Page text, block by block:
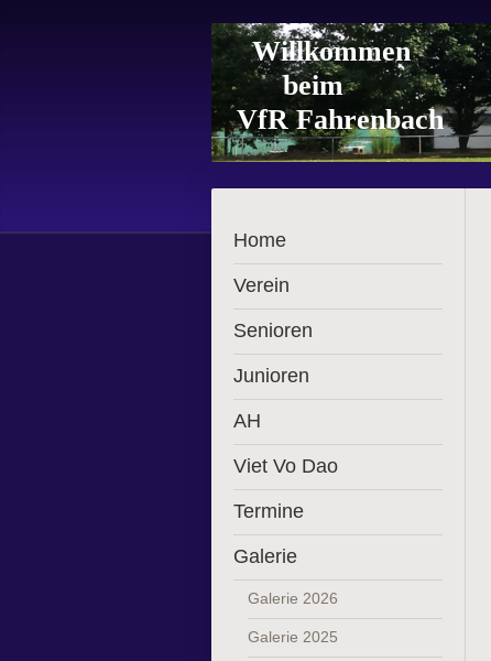
Willkommen
beim
VfR Fahrenbach
Home
Verein
Senioren
Junioren
AH
Viet Vo Dao
Termine
Galerie
Galerie 2026
Galerie 2025